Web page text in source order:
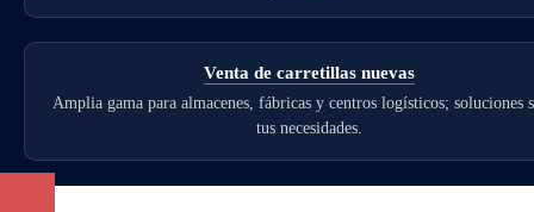
Venta de carretillas nuevas
Amplia gama para almacenes, fábricas y centros logísticos; soluciones
tus necesidades.